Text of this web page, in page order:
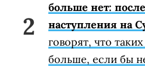
больше нет:
наступления на
говорят, что
больше, если бы